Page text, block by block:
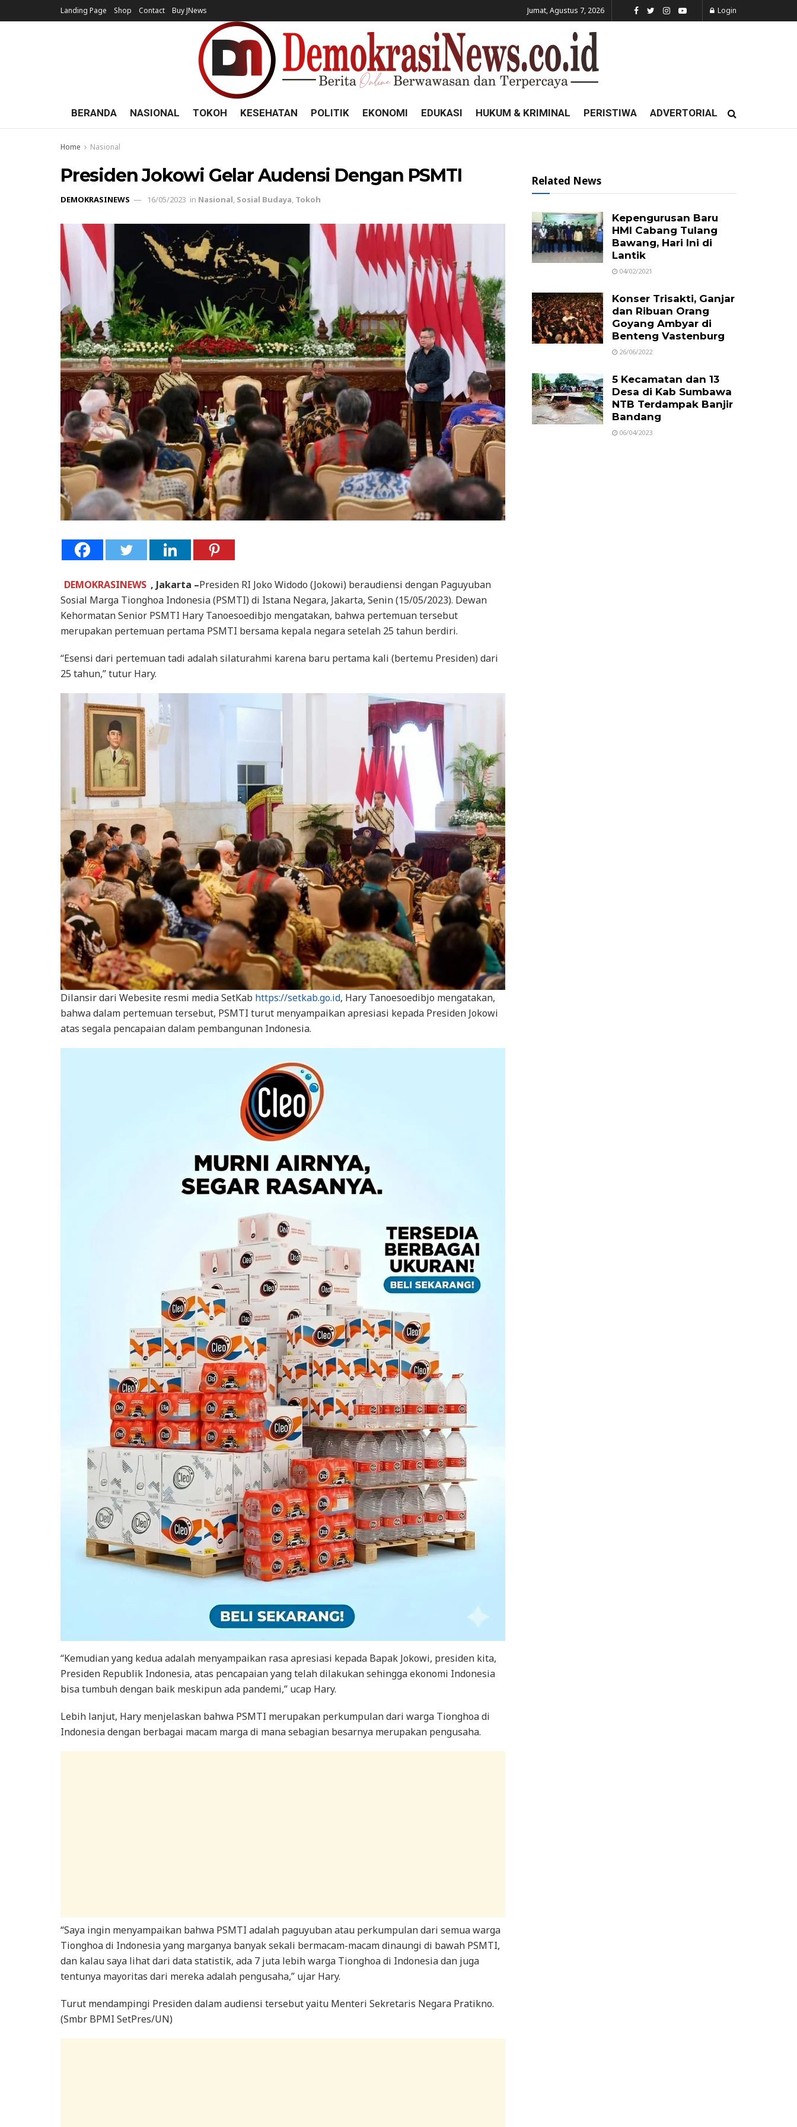
Landing Page Shop Contact Buy JNews Jumat, Agustus 7, 2026 Login
BERANDA NASIONAL TOKOH KESEHATAN POLITIK EKONOMI EDUKASI HUKUM & KRIMINAL PERISTIWA ADVERTORIAL
Home Nasional
Presiden Jokowi Gelar Audensi Dengan PSMTI
DEMOKRASINEWS 16/05/2023 in Nasional, Sosial Budaya, Tokoh
DEMOKRASINEWS , Jakarta –Presiden RI Joko Widodo (Jokowi) beraudiensi dengan Paguyuban
Sosial Marga Tionghoa Indonesia (PSMTI) di Istana Negara, Jakarta, Senin (15/05/2023). Dewan
Kehormatan Senior PSMTI Hary Tanoesoedibjo mengatakan, bahwa pertemuan tersebut
merupakan pertemuan pertama PSMTI bersama kepala negara setelah 25 tahun berdiri.
“Esensi dari pertemuan tadi adalah silaturahmi karena baru pertama kali (bertemu Presiden) dari
25 tahun,” tutur Hary.
Dilansir dari Webesite resmi media SetKab https://setkab.go.id, Hary Tanoesoedibjo mengatakan,
bahwa dalam pertemuan tersebut, PSMTI turut menyampaikan apresiasi kepada Presiden Jokowi
atas segala pencapaian dalam pembangunan Indonesia.
“Kemudian yang kedua adalah menyampaikan rasa apresiasi kepada Bapak Jokowi, presiden kita,
Presiden Republik Indonesia, atas pencapaian yang telah dilakukan sehingga ekonomi Indonesia
bisa tumbuh dengan baik meskipun ada pandemi,” ucap Hary.
Lebih lanjut, Hary menjelaskan bahwa PSMTI merupakan perkumpulan dari warga Tionghoa di
Indonesia dengan berbagai macam marga di mana sebagian besarnya merupakan pengusaha.
“Saya ingin menyampaikan bahwa PSMTI adalah paguyuban atau perkumpulan dari semua warga
Tionghoa di Indonesia yang marganya banyak sekali bermacam-macam dinaungi di bawah PSMTI,
dan kalau saya lihat dari data statistik, ada 7 juta lebih warga Tionghoa di Indonesia dan juga
tentunya mayoritas dari mereka adalah pengusaha,” ujar Hary.
Turut mendampingi Presiden dalam audiensi tersebut yaitu Menteri Sekretaris Negara Pratikno.
(Smbr BPMI SetPres/UN)
Related News
Kepengurusan Baru
HMI Cabang Tulang
Bawang, Hari Ini di
Lantik
04/02/2021
Konser Trisakti, Ganjar
dan Ribuan Orang
Goyang Ambyar di
Benteng Vastenburg
26/06/2022
5 Kecamatan dan 13
Desa di Kab Sumbawa
NTB Terdampak Banjir
Bandang
06/04/2023